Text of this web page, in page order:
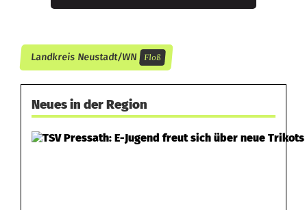
Landkreis Neustadt/WN Floß
Neues in der Region